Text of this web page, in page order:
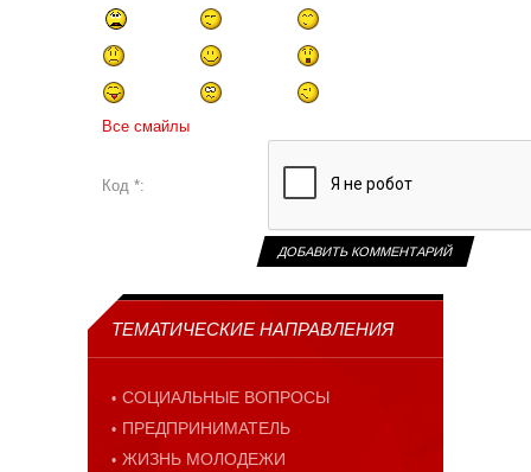
Все смайлы
Код *:
ТЕМАТИЧЕСКИЕ НАПРАВЛЕНИЯ
СОЦИАЛЬНЫЕ ВОПРОСЫ
ПРЕДПРИНИМАТЕЛЬ
ЖИЗНЬ МОЛОДЕЖИ